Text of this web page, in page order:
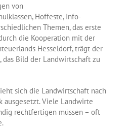
von
Hoffeste, Info-
Themen, das erste
die Kooperation mit der
Hesseldorf, trägt der
das Bild der Landwirtschaft zu
sich die Landwirtschaft nach
Viele Landwirte
rechtfertigen müssen – oft